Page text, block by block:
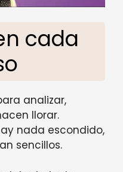
cada
analizar,
llorar.
nada escondido,
sencillos.